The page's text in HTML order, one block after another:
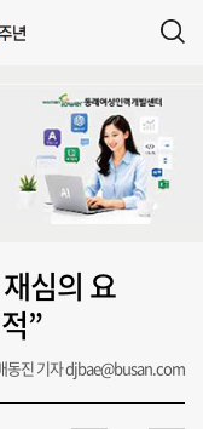
심의 요
”
동진 기자 djbae@busan.com